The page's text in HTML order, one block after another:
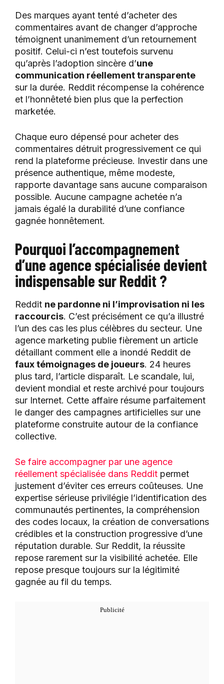
Des marques ayant tenté d’acheter des
commentaires avant de changer d’approche
témoignent unanimement d’un retournement
positif. Celui-ci n’est toutefois survenu
qu’après l’adoption sincère d’une
communication réellement transparente
sur la durée. Reddit récompense la cohérence
et l’honnêteté bien plus que la perfection
marketée.
Chaque euro dépensé pour acheter des
commentaires détruit progressivement ce qui
rend la plateforme précieuse. Investir dans une
présence authentique, même modeste,
rapporte davantage sans aucune comparaison
possible. Aucune campagne achetée n’a
jamais égalé la durabilité d’une confiance
gagnée honnêtement.
Pourquoi l’accompagnement
d’une agence spécialisée devient
indispensable sur Reddit ?
Reddit ne pardonne ni l’improvisation ni les
raccourcis. C’est précisément ce qu’a illustré
l’un des cas les plus célèbres du secteur. Une
agence marketing publie fièrement un article
détaillant comment elle a inondé Reddit de
faux témoignages de joueurs. 24 heures
plus tard, l’article disparaît. Le scandale, lui,
devient mondial et reste archivé pour toujours
sur Internet. Cette affaire résume parfaitement
le danger des campagnes artificielles sur une
plateforme construite autour de la confiance
collective.
Se faire accompagner par une agence
réellement spécialisée dans Reddit permet
justement d’éviter ces erreurs coûteuses. Une
expertise sérieuse privilégie l’identification des
communautés pertinentes, la compréhension
des codes locaux, la création de conversations
crédibles et la construction progressive d’une
réputation durable. Sur Reddit, la réussite
repose rarement sur la visibilité achetée. Elle
repose presque toujours sur la légitimité
gagnée au fil du temps.